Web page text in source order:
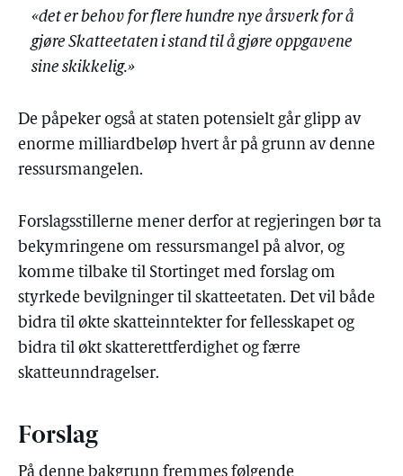
«det er behov for flere hundre nye årsverk for å
gjøre Skatteetaten i stand til å gjøre oppgavene
sine skikkelig.»
De påpeker også at staten potensielt går glipp av
enorme milliardbeløp hvert år på grunn av denne
ressursmangelen.
Forslagsstillerne mener derfor at regjeringen bør ta
bekymringene om ressursmangel på alvor, og
komme tilbake til Stortinget med forslag om
styrkede bevilgninger til skatteetaten. Det vil både
bidra til økte skatteinntekter for fellesskapet og
bidra til økt skatterettferdighet og færre
skatteunndragelser.
Forslag